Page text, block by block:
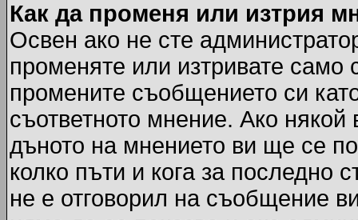
Как да променя или изтрия
Освен ако не сте
променяте или изтривате
промените съобщението си
съответното мнение. Ако
дъното на мнението ви ще се
колко пъти и кога за последно
не е отговорил на съобщение